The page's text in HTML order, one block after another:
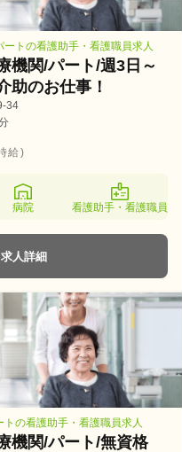
トの看護助手・看護職員求人
機関/パート/週3日～
助のお仕事！
34
給)
病院 看護助手・看護職員
求人詳細
の看護助手・看護職員求人
機関/パート/無資格